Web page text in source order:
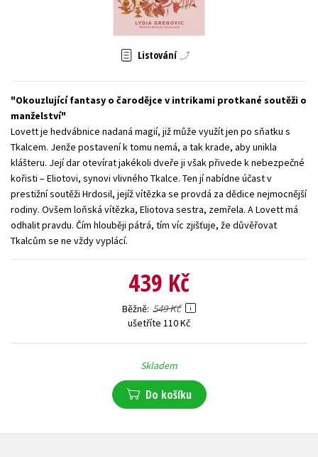
Zahraniční literatura
Všechny tituly
Listování
Okouzlující fantasy o čarodějce v intrikami protkané soutěži o
manželství
Lovett je hedvábnice nadaná magií, již může využít jen po sňatku s
Tkalcem. Jenže postavení k tomu nemá, a tak krade, aby unikla
klášteru. Její dar otevírat jakékoli dveře ji však přivede k nebezpečné
kořisti – Eliotovi, synovi vlivného Tkalce. Ten jí nabídne účast v
prestižní soutěži Hrdosil, jejíž vítězka se provdá za dědice nejmocnější
rodiny. Ovšem loňská vítězka, Eliotova sestra, zemřela. A Lovett má
odhalit pravdu. Čím hlouběji pátrá, tím víc zjišťuje, že důvěřovat
Tkalcům se ne vždy vyplácí.
439 Kč
Běžně 549 Kč
ušetříte 110 Kč
Skladem
Do košíku